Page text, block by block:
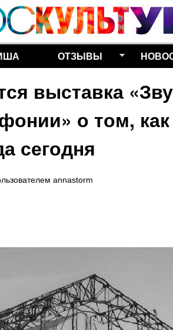
Перейти к основному
содержанию
ОТЗЫВЫ
выставка
о том, как
сегодня
annastorm